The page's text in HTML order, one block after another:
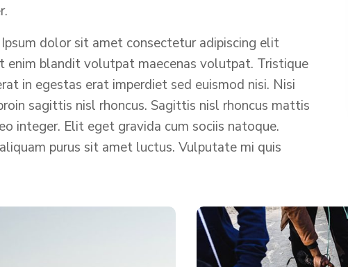
dolor sit amet consectetur adipiscing elit
enim blandit volutpat maecenas volutpat. Tristique
in egestas erat imperdiet sed euismod nisi. Nisi
sagittis nisl rhoncus. Sagittis nisl rhoncus mattis
integer. Elit eget gravida cum sociis natoque.
purus sit amet luctus. Vulputate mi quis